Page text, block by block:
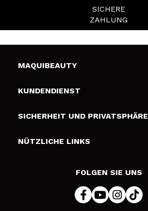
SICHERE
ZAHLUNG
MAQUIBEAUTY
Über uns
Geschenkkarten
KUNDENDIENST
Liefer- und Versandkosten
Zahlung
SICHERHEIT UND PRIVATSPHÄRE
Bedingungen und Datenschutz
NÜTZLICHE LINKS
FOLGEN SIE UNS